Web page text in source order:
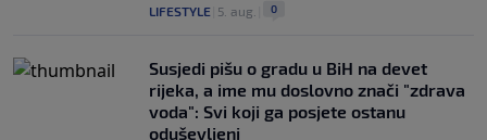
LIFESTYLE 5. aug. 0
Susjedi pišu o gradu u BiH na devet
rijeka, a ime mu doslovno znači "zdrava
voda": Svi koji ga posjete ostanu
oduševljeni